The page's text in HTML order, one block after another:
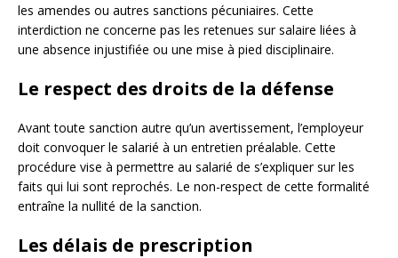
les amendes ou autres sanctions pécuniaires. Cette
interdiction ne concerne pas les retenues sur salaire liées à
une absence injustifiée ou une mise à pied disciplinaire.
Le respect des droits de la défense
Avant toute sanction autre qu’un avertissement, l’employeur
doit convoquer le salarié à un entretien préalable. Cette
procédure vise à permettre au salarié de s’expliquer sur les
faits qui lui sont reprochés. Le non-respect de cette formalité
entraîne la nullité de la sanction.
Les délais de prescription